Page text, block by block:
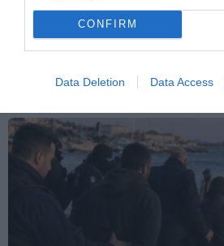
CONFIRM
Data Deletion Data Access
introduce controlli per chi